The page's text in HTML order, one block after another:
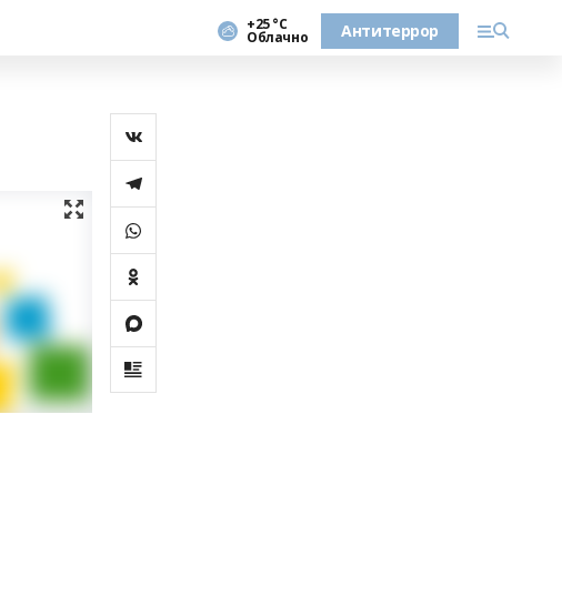
+25 °С
Облачно Антитеррор